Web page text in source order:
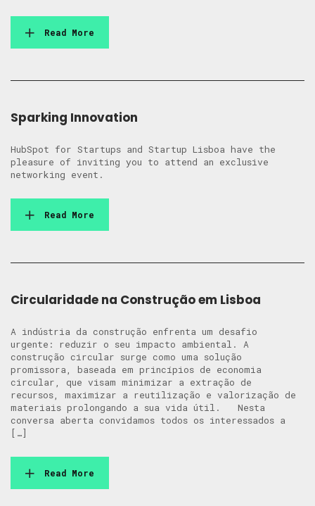
Read More
Sparking Innovation
HubSpot for Startups and Startup Lisboa have the
pleasure of inviting you to attend an exclusive
networking event.
Read More
Circularidade na Construção em Lisboa
A indústria da construção enfrenta um desafio
urgente: reduzir o seu impacto ambiental. A
construção circular surge como uma solução
promissora, baseada em princípios de economia
circular, que visam minimizar a extração de
recursos, maximizar a reutilização e valorização de
materiais prolongando a sua vida útil. Nesta
conversa aberta convidamos todos os interessados a
[…]
Read More